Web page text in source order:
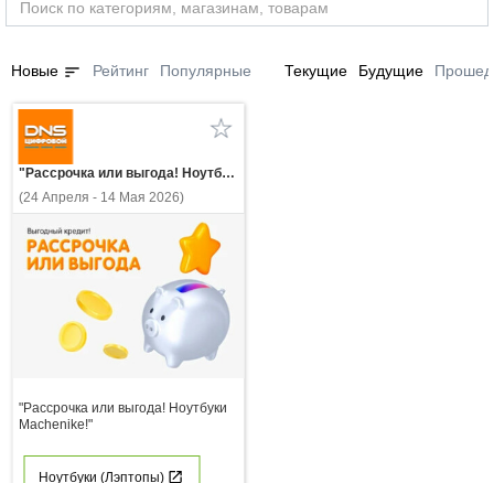
Новые sort Рейтинг Популярные Текущие Будущие
"Рассрочка или выгода! Ноутбуки Machenike!"
(24 Апреля - 14 Мая 2026)
"Рассрочка или выгода! Ноутбуки
Machenike!"
Ноутбуки (Лэптопы)